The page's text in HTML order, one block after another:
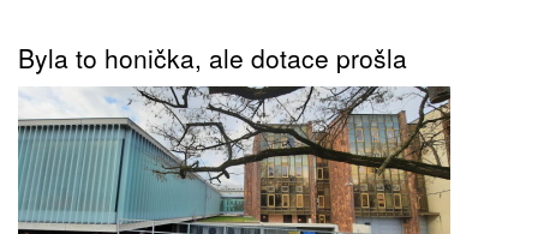
Byla to honička, ale dotace prošla